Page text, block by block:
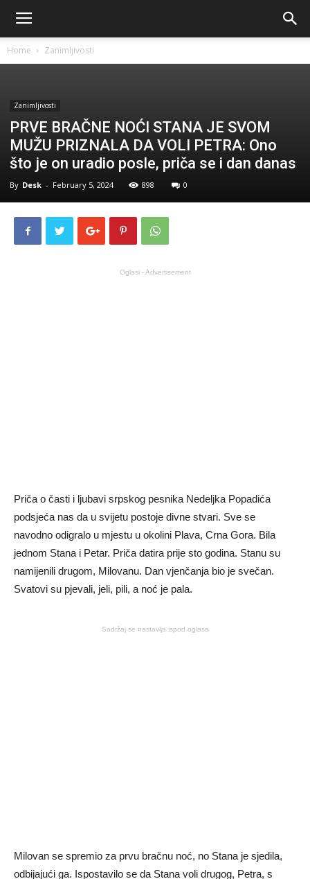
Home Zanimljivosti
Zanimljivosti
PRVE BRAČNE NOĆI STANA JE SVOM
MUŽU PRIZNALA DA VOLI PETRA: Ono
što je on uradio posle, priča se i dan danas
By Desk - February 5, 2024 898 0
Oglasi - Advertisement
Priča o časti i ljubavi srpskog pesnika Nedeljka Popadića
podsjeća nas da u svijetu postoje divne stvari. Sve se
navodno odigralo u mjestu u okolini Plava, Crna Gora. Bila
jednom Stana i Petar. Priča datira prije sto godina. Stanu su
namijenili drugom, Milovanu. Dan vjenčanja bio je svečan.
Svatovi su pjevali, jeli, pili, a noć je pala.
Sadržaj se nastavlja ispod oglasa
Milovan se spremio za prvu bračnu noć, no Stana je sjedila,
odbijajući ga. Ispostavilo se da Stana voli drugog, Petra, s